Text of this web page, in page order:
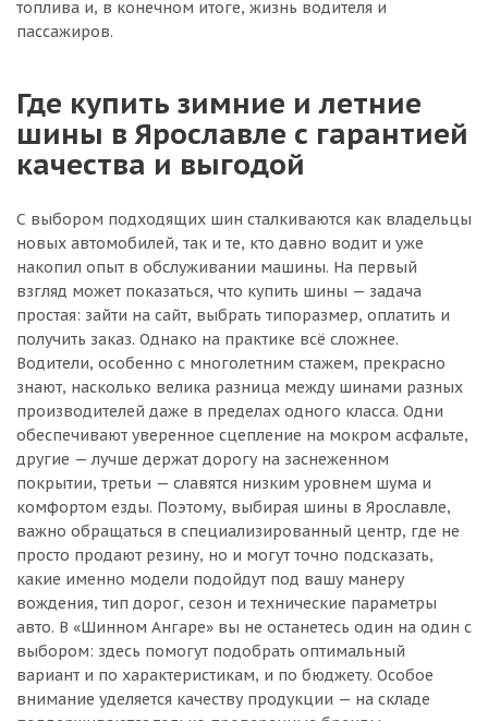
топлива и, в конечном итоге, жизнь водителя и
пассажиров.
Где купить зимние и летние
шины в Ярославле с гарантией
качества и выгодой
С выбором подходящих шин сталкиваются как владельцы
новых автомобилей, так и те, кто давно водит и уже
накопил опыт в обслуживании машины. На первый
взгляд может показаться, что купить шины — задача
простая: зайти на сайт, выбрать типоразмер, оплатить и
получить заказ. Однако на практике всё сложнее.
Водители, особенно с многолетним стажем, прекрасно
знают, насколько велика разница между шинами разных
производителей даже в пределах одного класса. Одни
обеспечивают уверенное сцепление на мокром асфальте,
другие — лучше держат дорогу на заснеженном
покрытии, третьи — славятся низким уровнем шума и
комфортом езды. Поэтому, выбирая шины в Ярославле,
важно обращаться в специализированный центр, где не
просто продают резину, но и могут точно подсказать,
какие именно модели подойдут под вашу манеру
вождения, тип дорог, сезон и технические параметры
авто. В «Шинном Ангаре» вы не останетесь один на один с
выбором: здесь помогут подобрать оптимальный
вариант и по характеристикам, и по бюджету. Особое
внимание уделяется качеству продукции — на складе